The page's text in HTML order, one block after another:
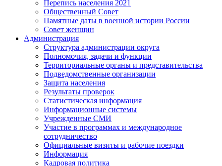
Перепись населения 2021
Общественный Совет
Памятные даты в военной истории России
Совет женщин
Администрация
Структура администрации округа
Полномочия, задачи и функции
Территориальные органы и представительства
Подведомственные организации
Защита населения
Результаты проверок
Статистическая информация
Информационные системы
Учрежденные СМИ
Участие в программах и международное
сотрудничество
Официальные визиты и рабочие поездки
Информация
Кадровая политика